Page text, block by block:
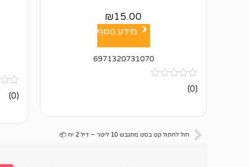
₪15.00
מידע נוסף
6971320731070
אין
ביקורות
(0)
אין(0)
חול לחתול קט בסט מתגבש 10 ליטר – דיל 2 יח 📦